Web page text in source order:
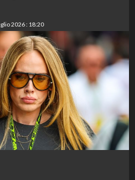
2026 : 18:20